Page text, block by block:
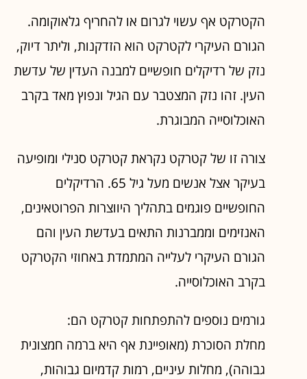
הקטרקט אף עשוי לגרום או להחריף גלאוקומה.
הגורם העיקרי לקטרקט הוא הזדקנות, וליתר דיוק,
נזק של רדיקלים חופשיים למבנה העדין של עדשת
העין. זהו נזק המצטבר עם הגיל ונפוץ מאד בקרב
האוכלוסייה המבוגרת.
צורה זו של קטרקט נקראת קטרקט סנילי ומופיעה
בעיקר אצל אנשים מעל גיל 65. הרדיקלים
החופשיים פוגמים בתהליך היווצרות הפרוטאינים,
האנזימים וממברנות התאים בעדשת העין והם
הגורם העיקרי לעלייה המתמדת באחוזי הקטרקט
בקרב האוכלוסייה.
גורמים נוספים להתפתחות קטרקט הם:
מחלת הסוכרת (מאופיינת אף היא ברמה חמצונית
גבוהה), מחלות עיניים, רמות קדמיום גבוהות,